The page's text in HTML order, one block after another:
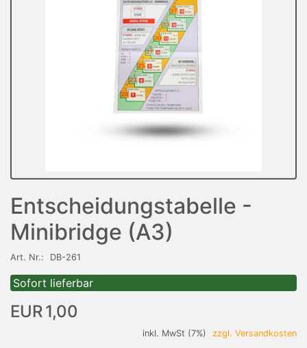
Entscheidungstabelle -
Minibridge (A3)
Art. Nr.: DB-261
Sofort lieferbar
EUR 1,00
inkl. MwSt (7%) zzgl. Versandkosten